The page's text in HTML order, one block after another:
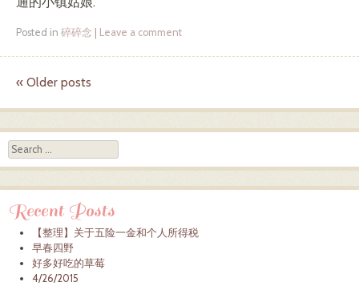
Posted in 碎碎念 Leave a comment
Post navigation
« Older posts
Search
Recent Posts
【整理】关于五险一金和个人所得税
早春四野
好多好吃的草莓
4/26/2015